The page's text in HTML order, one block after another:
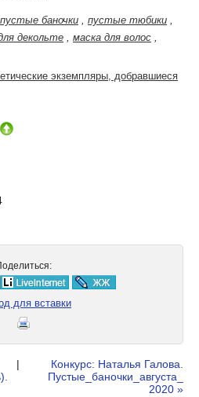
пустые баночки , пустые тюбики ,
декольте , маска для волос ,
экземпляры, добравшиеся
для вставки
|
Конкурс: Наталья Галова.
Пустые_баночки_августа_
2020 »